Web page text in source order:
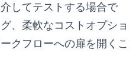
してテストする場合で
、柔軟なコストオプショ
クフローへの扉を開くこ